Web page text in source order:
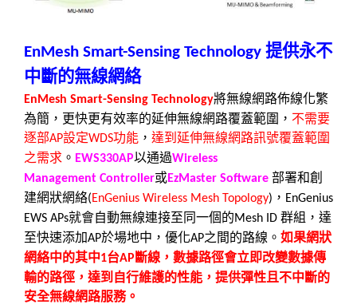
EnMesh Smart-Sensing Technology 提供永不
中斷的無線網絡
EnMesh Smart-Sensing Technology將無線網路佈線化繁
為簡，更快更有效率的延伸無線網路覆蓋範圍， 不需要
逐部AP設定WDS功能 ， 達到延伸無線網路訊號覆蓋範圍
之需求 。 EWS330AP以通過Wireless
Management Controller或EzMaster Software 部署和創
建網狀網絡(EnGenius Wireless Mesh Topology) ， EnGenius
EWS APs就會自動無線連接至同一個的Mesh ID 群組，達
至快速添加AP於場地中，優化AP之間的路線。 如果網狀
網絡中的其中1台AP 斷線，數據路徑會立即改變數據傳
輸的路徑，達到自行維護的性能，提供彈性且不中斷的
安全無線網路服務。